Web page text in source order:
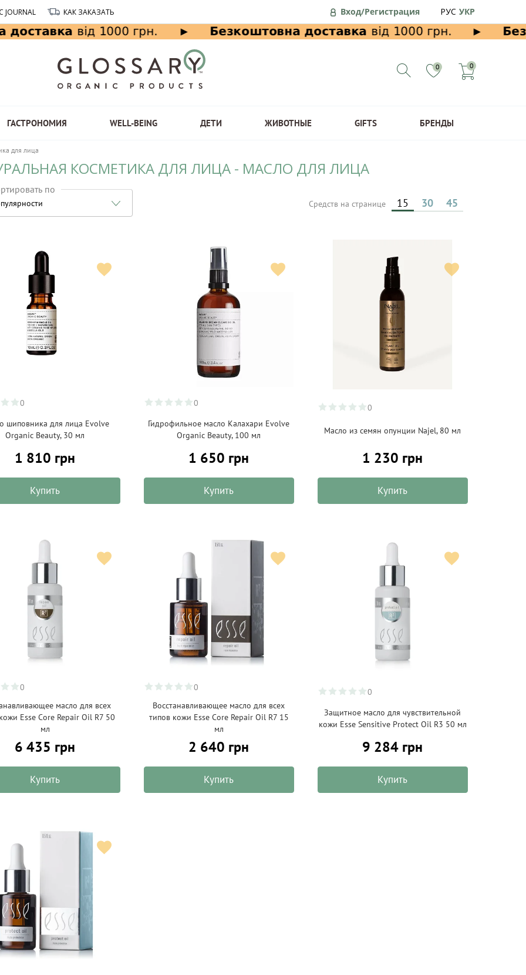
JOURNAL КАК ЗАКАЗАТЬ Вход/Регистрация РУС УКР
0 0
ГАСТРОНОМИЯ WELL-BEING ДЕТИ ЖИВОТНЫЕ GIFTS БРЕНДЫ
для лица
КОСМЕТИКА ДЛЯ ЛИЦА - МАСЛО ДЛЯ ЛИЦА
по
Средств на странице 15 30 45
0
шиповника для лица Evolve
Organic Beauty, 30 мл
1 810 грн
Купить
0
Гидрофильное масло Калахари Evolve
Organic Beauty, 100 мл
1 650 грн
Купить
0
Масло из семян опунции Najel, 80 мл
1 230 грн
Купить
0
масло для всех
Esse Core Repair Oil R7 50
мл
6 435 грн
Купить
0
Восстанавливающее масло для всех
типов кожи Esse Core Repair Oil R7 15
мл
2 640 грн
Купить
0
Защитное масло для чувствительной
кожи Esse Sensitive Protect Oil R3 50 мл
9 284 грн
Купить